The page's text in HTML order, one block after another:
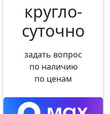
кругло­
суточно
задать вопрос
по наличию
по ценам